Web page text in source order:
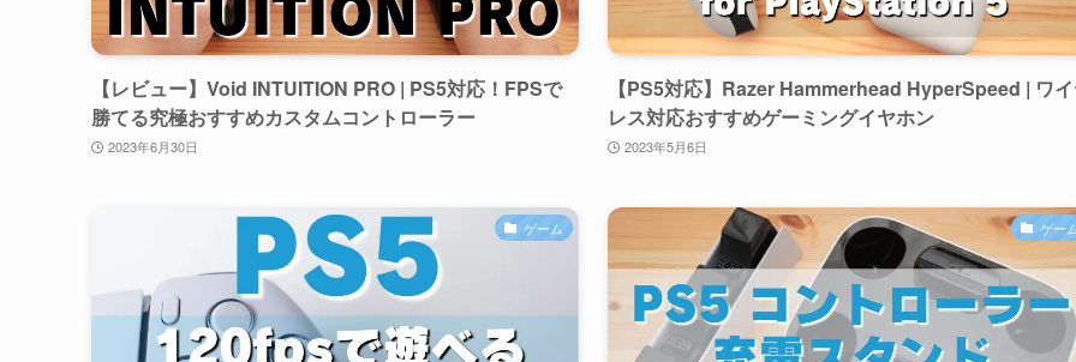
【レビュー】Void INTUITION PRO | PS5対応！FPSで
勝てる究極おすすめカスタムコントローラー
2023年6月30日
【PS5対応】Razer Hammerhead HyperSpeed | ワ
レス対応おすすめゲーミングイヤホン
2023年5月6日
ゲーム ゲー